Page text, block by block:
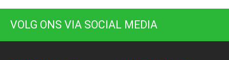
VOLG ONS VIA SOCIAL MEDIA